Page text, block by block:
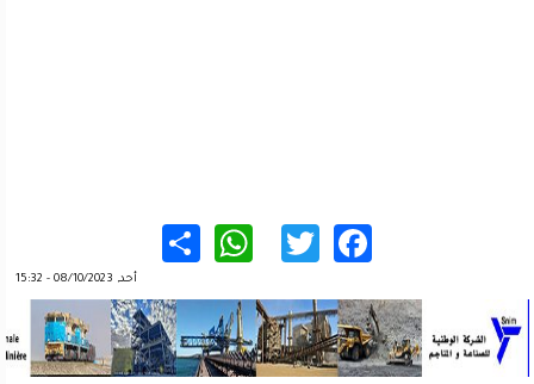
Facebook
Twitter
WhatsApp
أحد, 08/10/2023 - 15:32